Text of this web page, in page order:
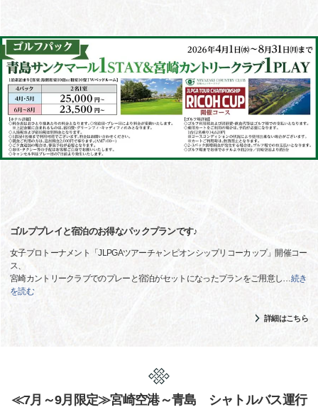
ゴルププレイと宿泊のお得なパックプランです♪
女子プロトーナメント「JLPGAツアーチャンピオンシップリコーカップ」開催コー
ス、
宮崎カントリークラブでのプレーと宿泊がセットになったプランをご用意し…続き
を読む
詳細はこちら
≪7月～9月限定≫宮崎空港～青島 シャトルバス運行